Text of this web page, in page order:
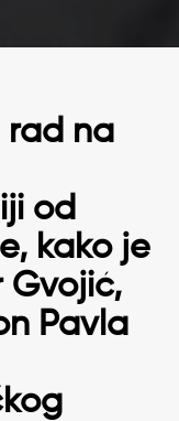
rad na
od
kako je
Gvojić,
Pavla